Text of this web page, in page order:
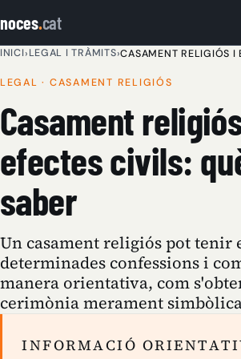
noces.cat
INICI›LEGAL I TRÀMITS›CASAMENT RELIGIÓS I
LEGAL · CASAMENT RELIGIÓS
Casament
efectes civils:
saber
Un casament religiós pot tenir
determinades confessions i
manera orientativa, com
cerimònia merament
INFORMACIÓ